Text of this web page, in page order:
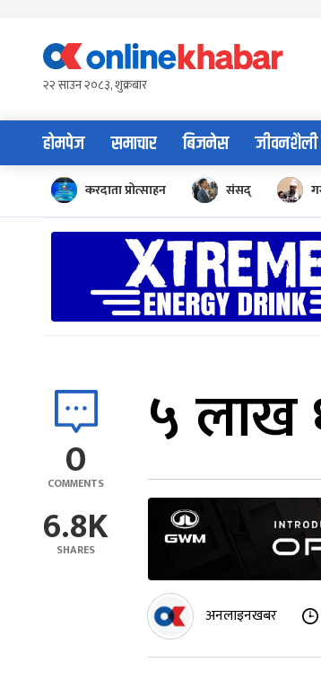
content२२ साउन २०८३, शुक्रबार
होमपेज समाचार बिजनेस जीवनशैली
करदाता प्रोत्साहन संसद्
0
COMMENTS
6.8K
SHARES
५ लाख
अनलाइनखबर